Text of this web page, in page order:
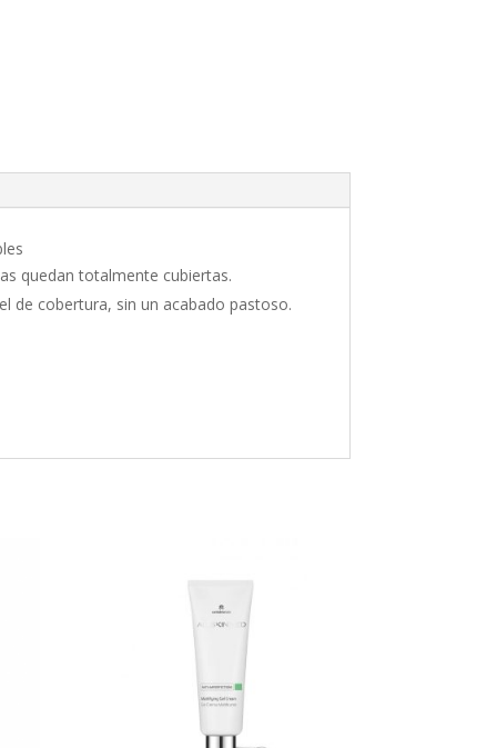
quedan totalmente cubiertas.
de cobertura, sin un acabado pastoso.